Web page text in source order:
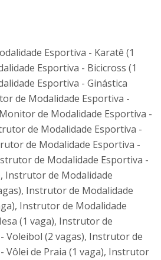
Esportiva - Karatê (1
Esportiva - Bicicross (1
Esportiva - Ginástica
de Modalidade Esportiva -
de Modalidade Esportiva -
de Modalidade Esportiva -
de Modalidade Esportiva -
de Modalidade Esportiva -
Instrutor de Modalidade
Instrutor de Modalidade
Instrutor de Modalidade
(1 vaga), Instrutor de
Voleibol (2 vagas), Instrutor de
Vôlei de Praia (1 vaga), Instrutor